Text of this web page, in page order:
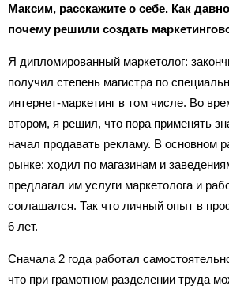
Максим, расскажите о себе. Как
почему решили создать
Я дипломированный маркетолог:
получил степень магистра по
интернет-маркетинг в том числе. Во
втором, я решил, что пора применять
начал продавать рекламу. В основном
рынке: ходил по магазинам и
предлагал им услуги маркетолога и
соглашался. Так что личный опыт в
6 лет.
Сначала 2 года работал
что при грамотном разделении труда